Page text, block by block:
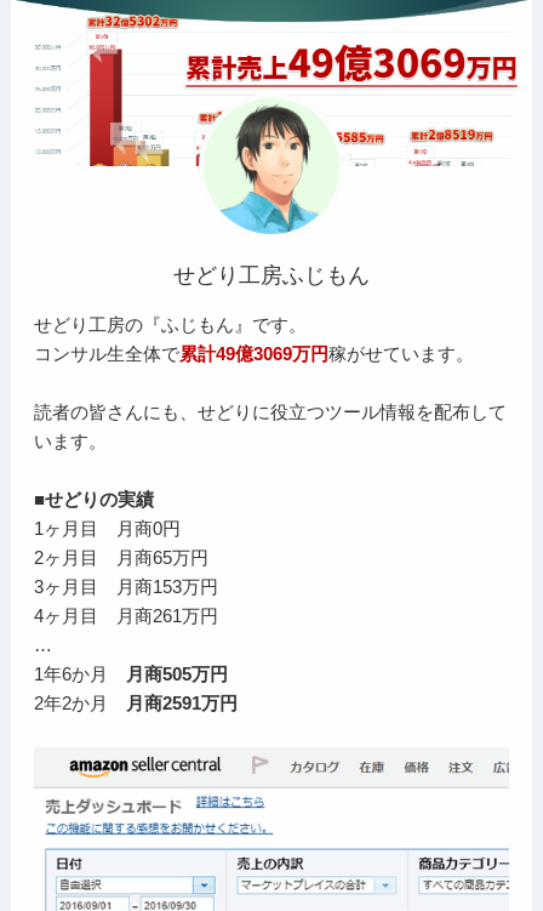
せどり工房ふじもん
せどり工房の『ふじもん』です。
コンサル生全体で累計49億3069万円稼がせています。
読者の皆さんにも、せどりに役立つツール情報を配布して
います。
■せどりの実績
1ヶ月目 月商0円
2ヶ月目 月商65万円
3ヶ月目 月商153万円
4ヶ月目 月商261万円
…
1年6か月
月商505万円
2年2か月
月商2591万円